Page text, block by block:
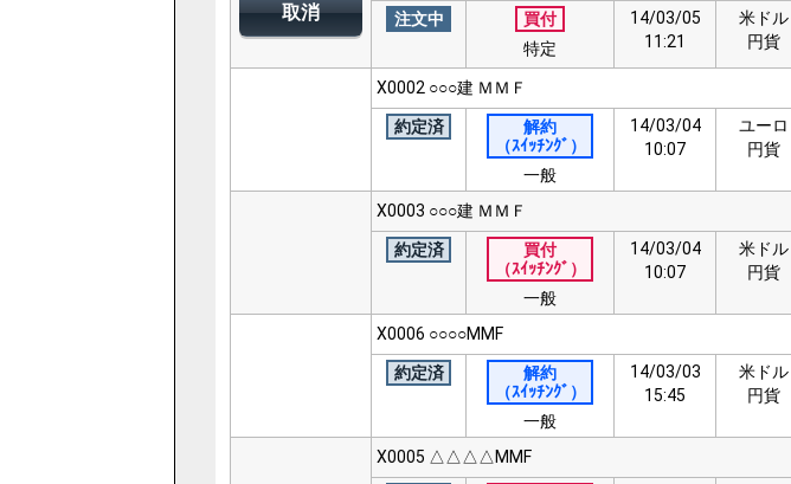
取消 注文中
買付
特定
14/03/05
11:21
米ドル
円貨
X0002 ○○○建 ＭＭＦ
約定済
解約
（ｽｲｯﾁﾝｸﾞ）
一般
14/03/04
10:07
ユーロ
円貨
X0003 ○○○建 ＭＭＦ
約定済
買付
（ｽｲｯﾁﾝｸﾞ）
一般
14/03/04
10:07
米ドル
円貨
X0006 ○○○○MMF
約定済
解約
（ｽｲｯﾁﾝｸﾞ）
一般
14/03/03
15:45
米ドル
円貨
X0005 △△△△MMF